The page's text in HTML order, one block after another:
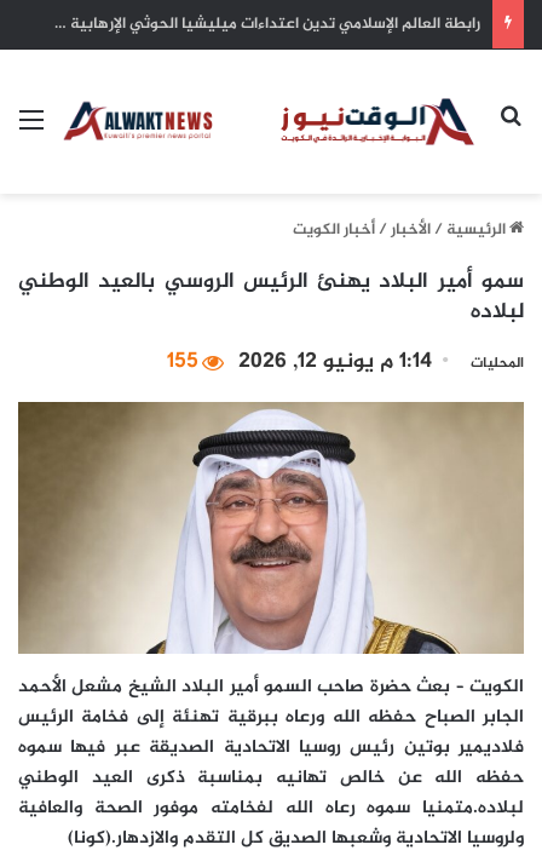
سمو أمير البلاد يهنئ رئيس كوت ديفوار بذكرى الاستقلال لبلاده
بحث عن
الرئيسية/الأخبار/أخبار الكويت
سمو أمير البلاد يهنئ الرئيس الروسي بالعيد الوطني
لبلاده
المحليات 1:14 م يونيو 12, 2026 155
الكويت – بعث حضرة صاحب السمو أمير البلاد الشيخ مشعل الأحمد
الجابر الصباح حفظه الله ورعاه ببرقية تهنئة إلى فخامة الرئيس
فلاديمير بوتين رئيس روسيا الاتحادية الصديقة عبر فيها سموه
حفظه الله عن خالص تهانيه بمناسبة ذكرى العيد الوطني
لبلاده.متمنيا سموه رعاه الله لفخامته موفور الصحة والعافية
ولروسيا الاتحادية وشعبها الصديق كل التقدم والازدهار.(كونا)